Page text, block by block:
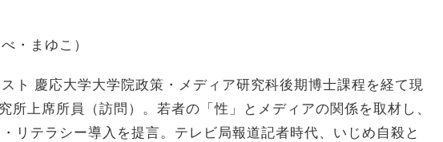
・まゆこ）
ト 慶応大学大学院政策・メディア研究科後期博士課程を経て現
所上席所員（訪問）。若者の「性」とメディアの関係を取材し、
リテラシー導入を提言。テレビ局報道記者時代、いじめ自殺と